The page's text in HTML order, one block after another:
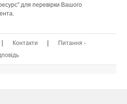
для перевірки Вашого
| Контакти |
Питання -